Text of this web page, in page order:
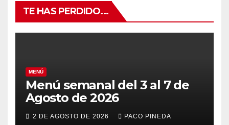
TE HAS PERDIDO...
MENÚ
Menú semanal del 3 al 7 de
Agosto de 2026
2 DE AGOSTO DE 2026 PACO PINEDA